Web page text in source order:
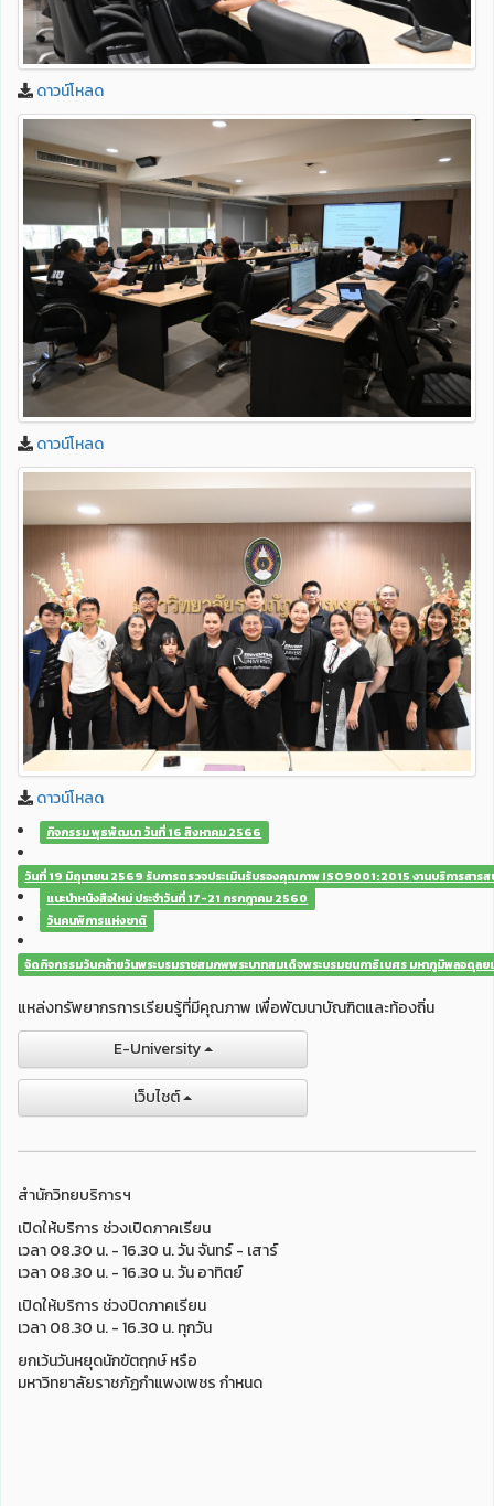
ดาวน์โหลด
ดาวน์โหลด
ดาวน์โหลด
กิจกรรม พุธพัฒนา วันที่ 16 สิงหาคม 2566
วันที่ 19 มิถุนายน 2569 รับการตรวจประเมินรับรองคุณภาพ ISO9001:2015 งานบริการสาร
แนะนำหนังสือใหม่ ประจำวันที่ 17-21 กรกฎาคม 2560
วันคนพิการแห่งชาติ
จัดกิจกรรมวันคล้ายวันพระบรมราชสมภพพระบาทสมเด็จพระบรมชนกาธิเบศร มหาภูมิพลอดุล
แหล่งทรัพยากรการเรียนรู้ที่มีคุณภาพ เพื่อพัฒนาบัณฑิตและท้องถิ่น
E-University
เว็บไชต์
สำนักวิทยบริการฯ
เปิดให้บริการ ช่วงเปิดภาคเรียน
เวลา 08.30 น. - 16.30 น. วัน จันทร์ - เสาร์
เวลา 08.30 น. - 16.30 น. วัน อาทิตย์
เปิดให้บริการ ช่วงปิดภาคเรียน
เวลา 08.30 น. - 16.30 น. ทุกวัน
ยกเว้นวันหยุดนักขัตฤกษ์ หรือ
มหาวิทยาลัยราชภัฏกำแพงเพชร กำหนด